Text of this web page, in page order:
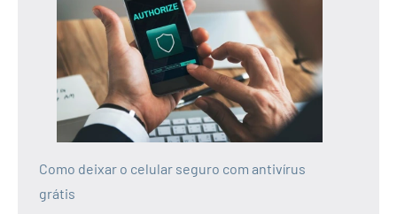
Como deixar o celular seguro com antivírus
grátis